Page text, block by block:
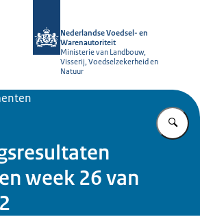
Nederlandse Voedsel- en
Warenautoriteit
Ministerie van Landbouw,
Visserij, Voedselzekerheid en
Natuur
week 26 van